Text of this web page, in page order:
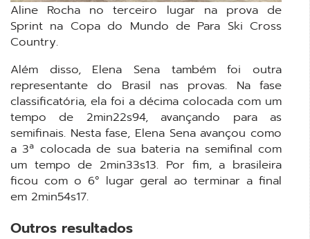
Aline Rocha no terceiro lugar na prova de
Sprint na Copa do Mundo de Para Ski Cross
Country.
Além disso, Elena Sena também foi outra
representante do Brasil nas provas. Na fase
classificatória, ela foi a décima colocada com um
tempo de 2min22s94, avançando para as
semifinais. Nesta fase, Elena Sena avançou como
a 3ª colocada de sua bateria na semifinal com
um tempo de 2min33s13. Por fim, a brasileira
ficou com o 6° lugar geral ao terminar a final
em 2min54s17.
Outros resultados